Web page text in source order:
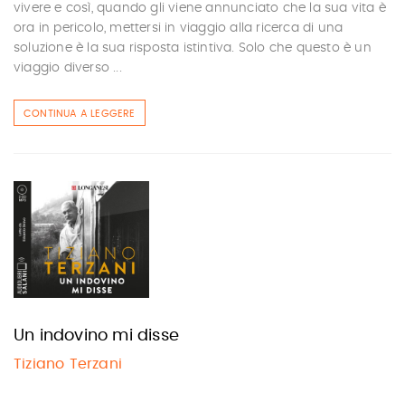
vivere e così, quando gli viene annunciato che la sua vita è
ora in pericolo, mettersi in viaggio alla ricerca di una
soluzione è la sua risposta istintiva. Solo che questo è un
viaggio diverso ...
CONTINUA A LEGGERE
Un indovino mi disse
Tiziano Terzani